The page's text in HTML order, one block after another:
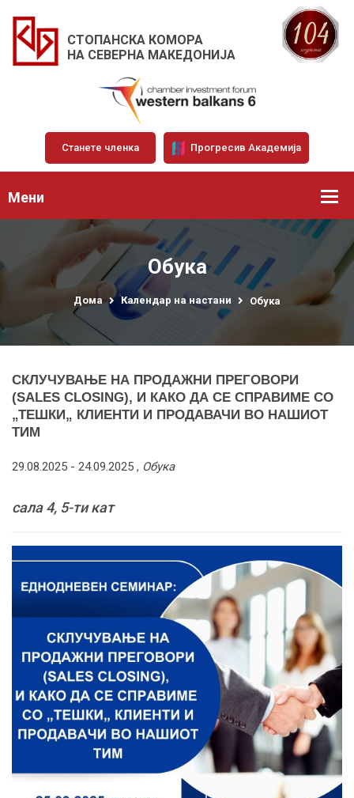
СТОПАНСКА КОМОРА
НА СЕВЕРНА МАКЕДОНИЈА
Станете членка Прогресив Академија
Мени
Обука
Дома Календар на настани Обука
СКЛУЧУВАЊЕ НА ПРОДАЖНИ ПРЕГОВОРИ
(SALES CLOSING), И КАКО ДА СЕ СПРАВИМЕ СО
„ТЕШКИ„ КЛИЕНТИ И ПРОДАВАЧИ ВО НАШИОТ
ТИМ
29.08.2025 - 24.09.2025 , Обука
сала 4, 5-ти кат